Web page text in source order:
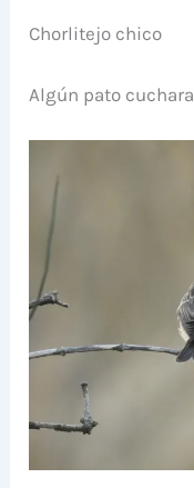
Chorlitejo chico
Algún pato cuchara